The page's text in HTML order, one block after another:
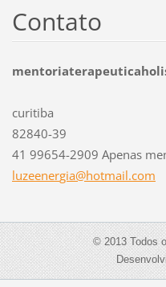
Contato
curitiba
82840-39
41 99654-2909 Apenas
luzeenergia@hotmail.com
© 2013 Todos